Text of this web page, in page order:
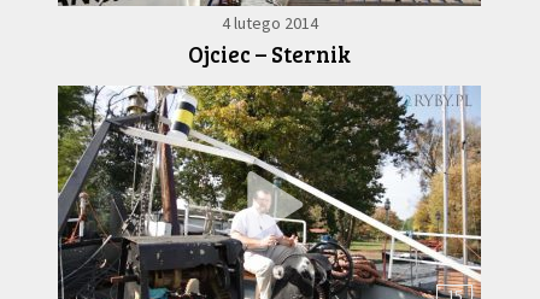
4 lutego 2014
Ojciec – Sternik